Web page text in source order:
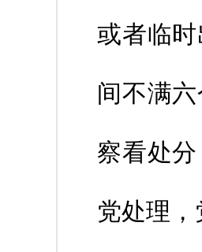
或者临
间不满
察看处
党处理